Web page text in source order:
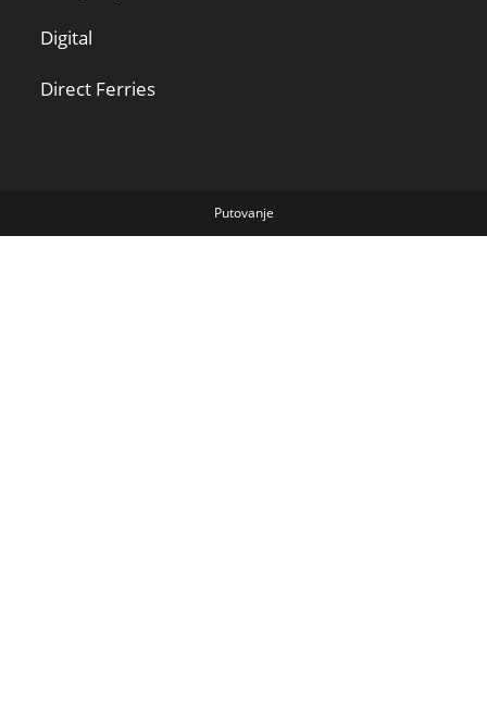
Digital
Direct Ferries
Putovanje